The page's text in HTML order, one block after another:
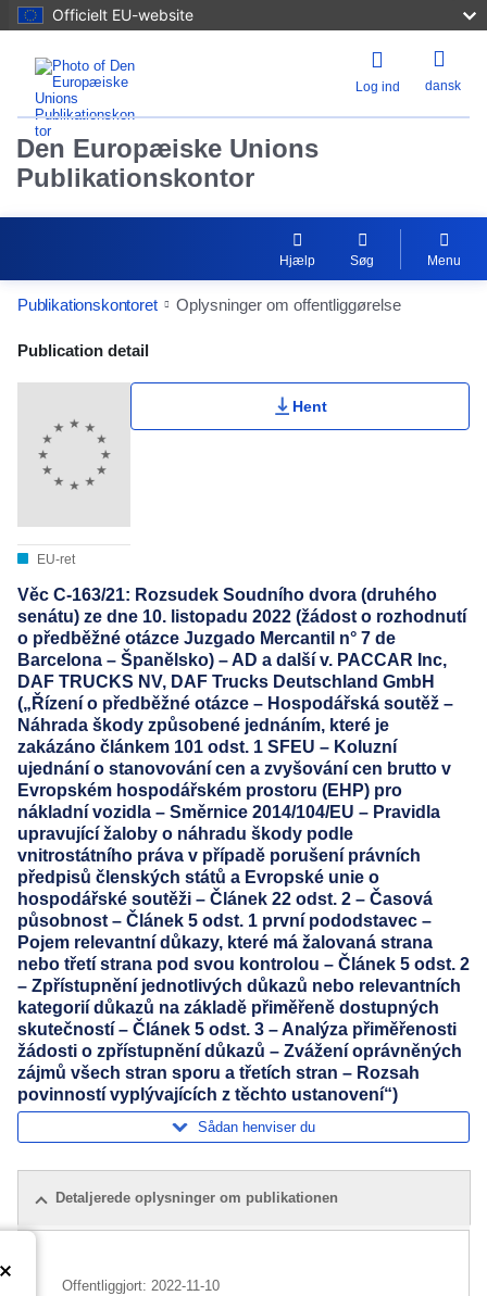
Officielt EU-website
Log ind dansk
Den Europæiske Unions
Publikationskontor
Hjælp Søg Menu
Publikationskontoret Oplysninger om offentliggørelse
Publication Detail Actions Portlet
Publication detail
EU-ret
Hent
Věc C-163/21: Rozsudek Soudního dvora (druhého
senátu) ze dne 10. listopadu 2022 (žádost o rozhodnutí
o předběžné otázce Juzgado Mercantil n° 7 de
Barcelona – Španělsko) – AD a další v. PACCAR Inc,
DAF TRUCKS NV, DAF Trucks Deutschland GmbH
(„Řízení o předběžné otázce – Hospodářská soutěž –
Náhrada škody způsobené jednáním, které je
zakázáno článkem 101 odst. 1 SFEU – Koluzní
ujednání o stanovování cen a zvyšování cen brutto v
Evropském hospodářském prostoru (EHP) pro
nákladní vozidla – Směrnice 2014/104/EU – Pravidla
upravující žaloby o náhradu škody podle
vnitrostátního práva v případě porušení právních
předpisů členských států a Evropské unie o
hospodářské soutěži – Článek 22 odst. 2 – Časová
působnost – Článek 5 odst. 1 první pododstavec –
Pojem relevantní důkazy, které má žalovaná strana
nebo třetí strana pod svou kontrolou – Článek 5 odst. 2
– Zpřístupnění jednotlivých důkazů nebo relevantních
kategorií důkazů na základě přiměřeně dostupných
skutečností – Článek 5 odst. 3 – Analýza přiměřenosti
žádosti o zpřístupnění důkazů – Zvážení oprávněných
zájmů všech stran sporu a třetích stran – Rozsah
povinností vyplývajících z těchto ustanovení“)
Sådan henviser du
Detaljerede oplysninger om publikationen
Offentliggjort: 2022-11-10